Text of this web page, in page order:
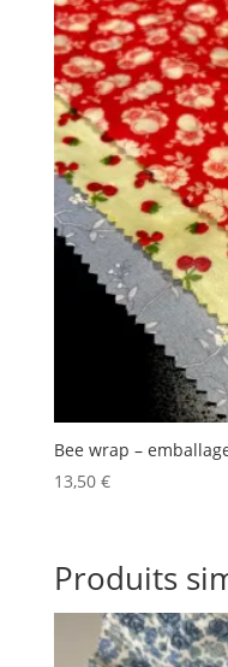
Bee wrap –
13,50 €
Produits